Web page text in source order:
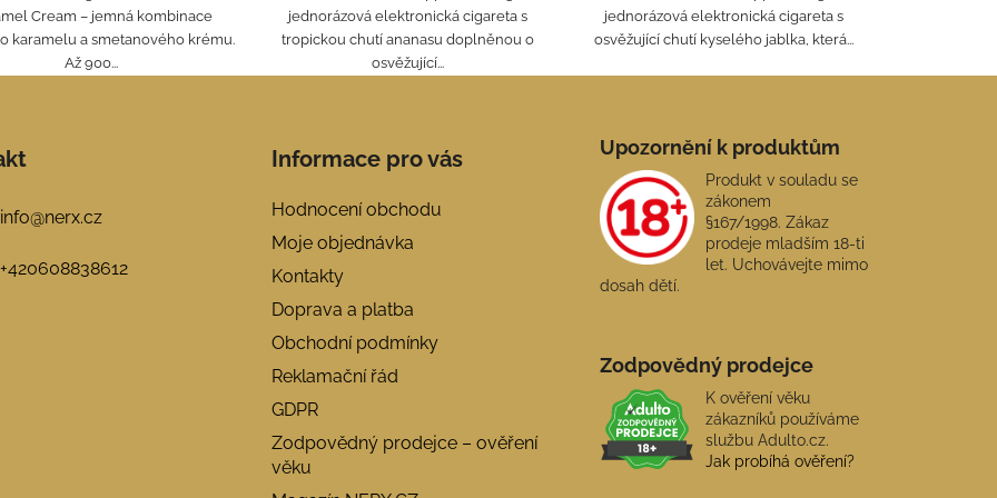
Cream – jemná kombinace
karamelu a smetanového krému.
Až 900...
jednorázová elektronická cigareta s
tropickou chutí ananasu doplněnou o
osvěžující...
jednorázová elektronická cigareta s
osvěžující chutí kyselého jablka, která...
info@nerx.cz
+420608838612
Informace pro vás
Hodnocení obchodu
Moje objednávka
Kontakty
Doprava a platba
Obchodní podmínky
Reklamační řád
GDPR
Zodpovědný prodejce – ověření
věku
Upozornění k produktům
Produkt v souladu se
zákonem
§167/1998. Zákaz
prodeje mladším 18-ti
let. Uchovávejte mimo
dosah dětí.
Zodpovědný prodejce
K ověření věku
zákazníků používáme
službu Adulto.cz.
Jak probíhá ověření?